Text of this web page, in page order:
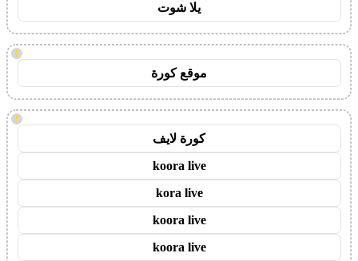
يلا شوت
!
موقع كورة
!
كورة لايف
koora live
kora live
koora live
koora live